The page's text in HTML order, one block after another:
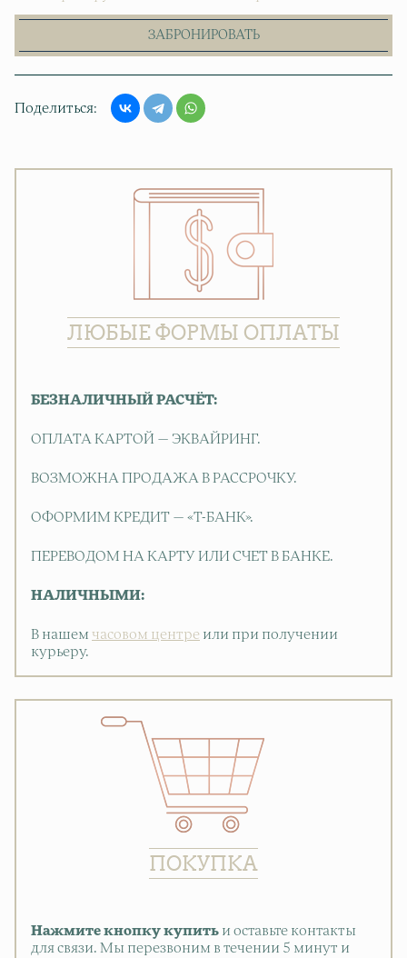
ЗАБРОНИРОВАТЬ
Поделиться
ЛЮБЫЕ ФОРМЫ ОПЛАТЫ
БЕЗНАЛИЧНЫЙ РАСЧЁТ:
ОПЛАТА КАРТОЙ — ЭКВАЙРИНГ.
ВОЗМОЖНА ПРОДАЖА В РАССРОЧКУ.
ОФОРМИМ КРЕДИТ — «Т-БАНК».
ПЕРЕВОДОМ НА КАРТУ ИЛИ СЧЕТ В БАНКЕ.
НАЛИЧНЫМИ:
В нашем часовом центре или при получении
курьеру.
ПОКУПКА
Нажмите кнопку купить и оставьте контакты
для связи. Мы перезвоним в течении 5 минут и